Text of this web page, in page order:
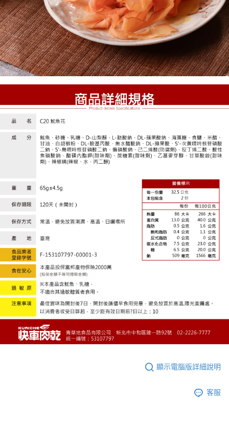
顯示電腦版詳細說明
客服